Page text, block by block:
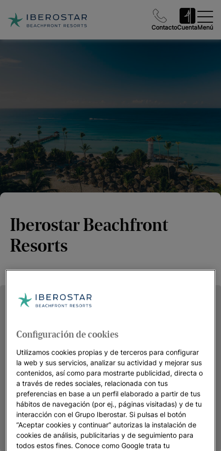
ContactoCuentaMenú
Iberostar Beachfront
Resorts
Configuración de cookies
Utilizamos cookies propias y de terceros para configurar
la web y sus servicios, analizar su actividad y mejorar sus
contenidos, así como para mostrarte publicidad, directa o
a través de redes sociales, relacionada con tus
preferencias en base a un perfil elaborado a partir de tus
hábitos de navegación (por ej., páginas visitadas) y de tu
interacción con el Grupo Iberostar. Si pulsas el botón
“Aceptar cookies y continuar” autorizas la instalación de
cookies de análisis, publicitarias y de seguimiento para
todos estos fines. Conoce como Google trata tu